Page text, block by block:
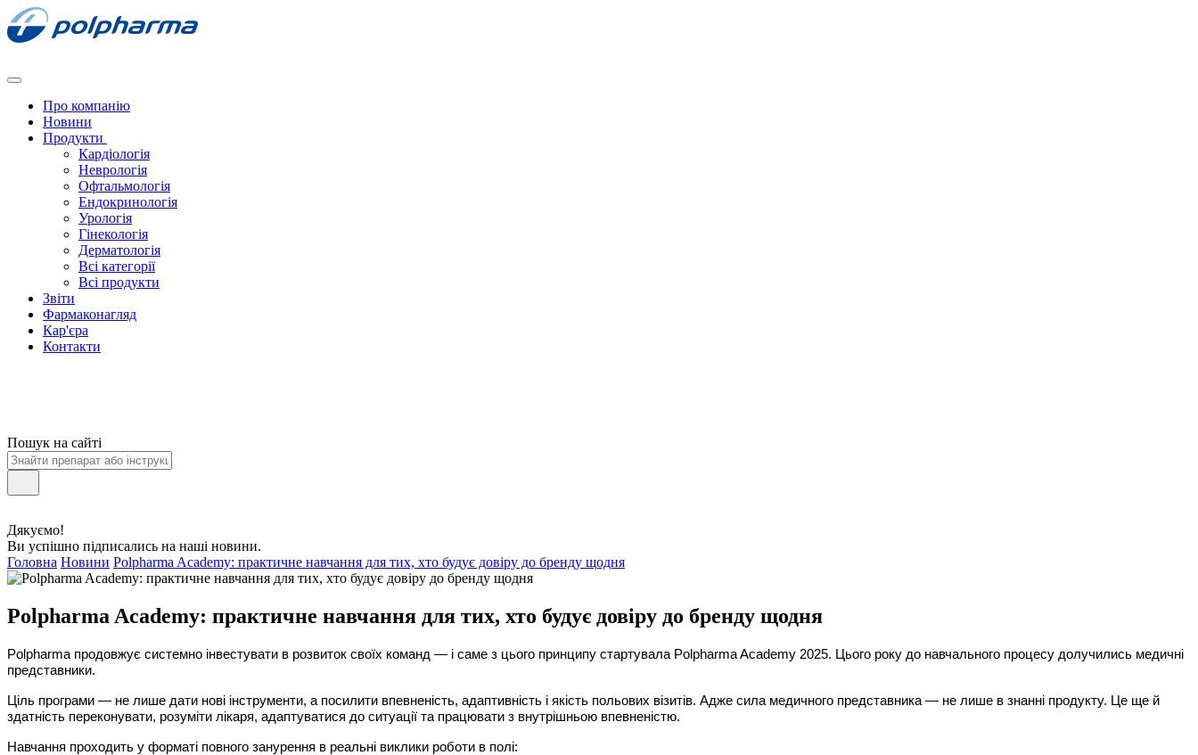
Про компанію
Новини
Продукти
Кардіологія
Неврологія
Офтальмологія
Ендокринологія
Урологія
Гінекологія
Дерматологія
Всі категорії
Всі продукти
Звіти
Фармаконагляд
Кар'єра
Контакти
Пошук на сайті
Дякуємо!
Ви успішно підписались на наші новини.
Головна Новини Polpharma Academy: практичне навчання для тих, хто будує довіру до бренду щодня
Polpharma Academy: практичне навчання для тих, хто будує довіру до бренду щодня
Polpharma продовжує системно інвестувати в розвиток своїх команд — і саме з цього принципу стартувала Polpharma Academy 2025. Цього року до навчального процесу долучились медичні
представники.
Ціль програми — не лише дати нові інструменти, а посилити впевненість, адаптивність і якість польових візитів. Адже сила медичного представника — не лише в знанні продукту. Це ще й
здатність переконувати, розуміти лікаря, адаптуватися до ситуації та працювати з внутрішньою впевненістю.
Навчання проходить у форматі повного занурення в реальні виклики роботи в полі: